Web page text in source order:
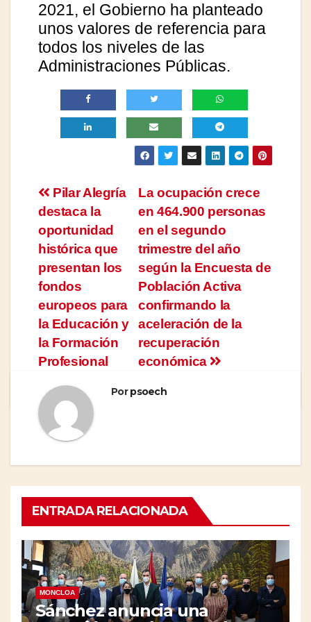
2021, el Gobierno ha planteado
unos valores de referencia para
todos los niveles de las
Administraciones Públicas.
Navegación
de
entradas
La ocupación crece
en 464.900 personas
en el segundo
trimestre del año
según la Encuesta de
Población Activa
confirmando la
aceleración de la
recuperación
económica
Pilar Alegría
destaca la
oportunidad
histórica que
presentan los
fondos
europeos para
la Educación y
la Formación
Profesional
Porpsoech
ENTRADA RELACIONADA
MONCLOA
Sánchez anuncia una